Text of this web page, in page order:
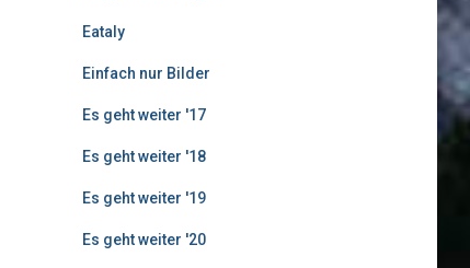
Eataly
Einfach nur Bilder
Es geht weiter '17
Es geht weiter '18
Es geht weiter '19
Es geht weiter '20